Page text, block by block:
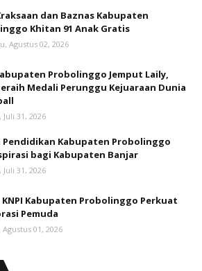
dan Baznas Kabupaten
Khitan 91 Anak Gratis
Agustus 02, 2026
Probolinggo Jemput Laily,
Medali Perunggu Kejuaraan Dunia
Juli 31, 2026
Pendidikan Kabupaten Probolinggo
bagi Kabupaten Banjar
Juli 31, 2026
KNPI Kabupaten Probolinggo Perkuat
Pemuda
Agustus 01, 2026